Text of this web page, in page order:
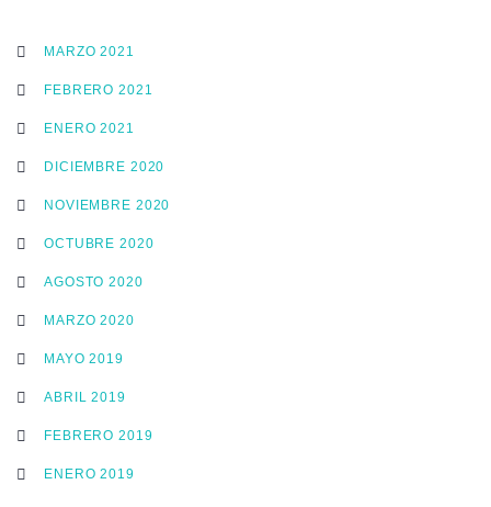
MARZO 2021
FEBRERO 2021
ENERO 2021
DICIEMBRE 2020
NOVIEMBRE 2020
OCTUBRE 2020
AGOSTO 2020
MARZO 2020
MAYO 2019
ABRIL 2019
FEBRERO 2019
ENERO 2019